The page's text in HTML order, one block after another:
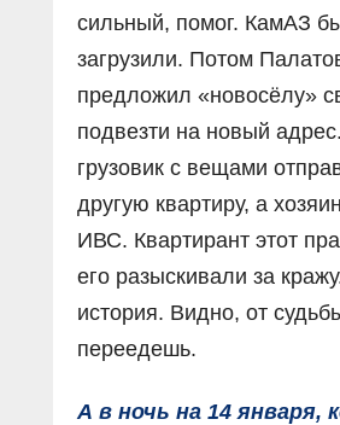
сильный, помог. КамАЗ
загрузили. Потом
предложил «новосёлу»
подвезти на новый
грузовик с вещами
другую квартиру, а
ИВС. Квартирант этот
его разыскивали за
история. Видно, от
переедешь.
А в ночь на 14 января,